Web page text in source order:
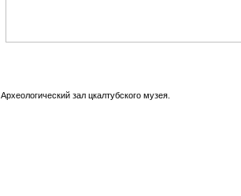
Археологический зал цкалтубского музея.